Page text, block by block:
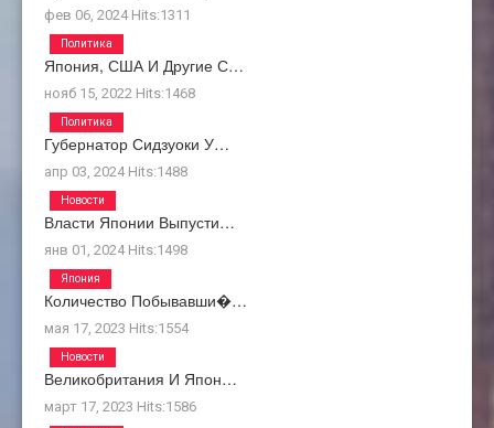
фев 06, 2024 Hits:1311
Япония, США И Другие С…
нояб 15, 2022 Hits:1468
Политика
Губернатор Сидзуоки У…
апр 03, 2024 Hits:1488
Политика
Власти Японии Выпусти…
янв 01, 2024 Hits:1498
Новости
Количество Побывавши�…
мая 17, 2023 Hits:1554
Япония
Великобритания И Япон…
март 17, 2023 Hits:1586
Новости